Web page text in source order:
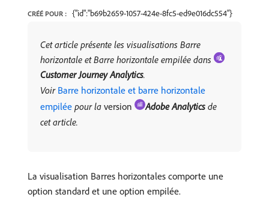
CRÉÉ POUR : {"id":"b69b2659-1057-424e-8fc5-ed9e016dc554"}
Cet article présente les visualisations Barre
horizontale et Barre horizontale empilée dans
Customer Journey Analytics.
Voir Barre horizontale et barre horizontale
empilée pour la version Adobe Analytics de
cet article.
La visualisation Barres horizontales comporte une
option standard et une option empilée.